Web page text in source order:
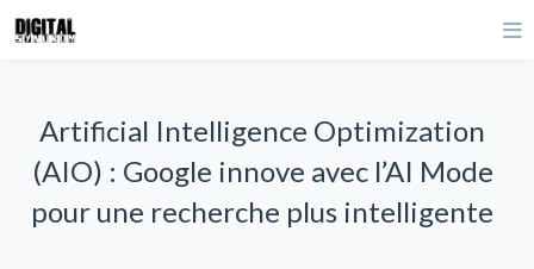
Artificial Intelligence Optimization
(AIO) : Google innove avec l’AI Mode
pour une recherche plus intelligente